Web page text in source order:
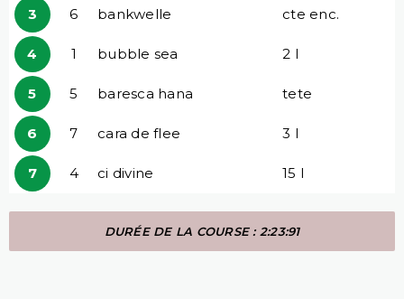
3 6 bankwelle cte enc.
4 1 bubble sea 2 l
5 5 baresca hana tete
6 7 cara de flee 3 l
7 4 ci divine 15 l
DURÉE DE LA COURSE : 2:23:91